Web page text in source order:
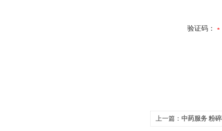
验证码：
上一篇： 中药服务 粉